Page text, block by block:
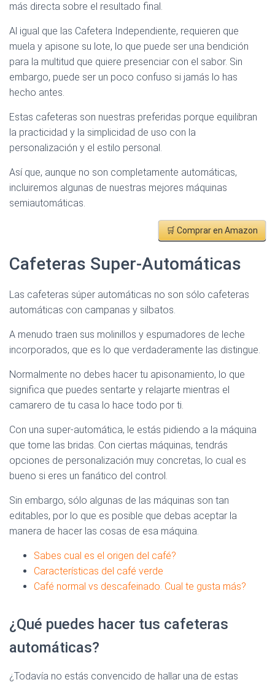
más directa sobre el resultado final.
Al igual que las Cafetera Independiente, requieren que
muela y apisone su lote, lo que puede ser una bendición
para la multitud que quiere presenciar con el sabor. Sin
embargo, puede ser un poco confuso si jamás lo has
hecho antes.
Estas cafeteras son nuestras preferidas porque equilibran
la practicidad y la simplicidad de uso con la
personalización y el estilo personal.
Así que, aunque no son completamente automáticas,
incluiremos algunas de nuestras mejores máquinas
semiautomáticas.
🛒 Comprar en Amazon
Cafeteras Super-Automáticas
Las cafeteras súper automáticas no son sólo cafeteras
automáticas con campanas y silbatos.
A menudo traen sus molinillos y espumadores de leche
incorporados, que es lo que verdaderamente las distingue.
Normalmente no debes hacer tu apisonamiento, lo que
significa que puedes sentarte y relajarte mientras el
camarero de tu casa lo hace todo por ti.
Con una super-automática, le estás pidiendo a la máquina
que tome las bridas. Con ciertas máquinas, tendrás
opciones de personalización muy concretas, lo cual es
bueno si eres un fanático del control.
Sin embargo, sólo algunas de las máquinas son tan
editables, por lo que es posible que debas aceptar la
manera de hacer las cosas de esa máquina.
Sabes cual es el origen del café?
Características del café verde
Café normal vs descafeinado. Cual te gusta más?
¿Qué puedes hacer tus cafeteras
automáticas?
¿Todavía no estás convencido de hallar una de estas